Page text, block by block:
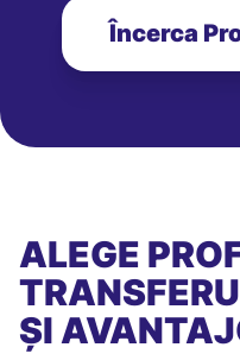
Încerca
ALEGE
ȘI